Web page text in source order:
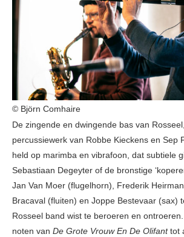
© Björn Comhaire
De zingende en dwingende bas van
percussiewerk van Robbe Kieckens en Sep
held op marimba en vibrafoon, dat subtiele
Sebastiaan Degeyter of de bronstige
Jan Van Moer (flugelhorn), Frederik
Bracaval (fluiten) en Joppe Bestevaar (sax)
Rosseel band wist te beroeren en
noten van De Grote Vrouw En De Olifanttot